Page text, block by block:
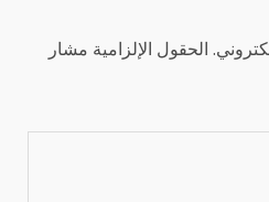
الحقول الإلزامية مشار